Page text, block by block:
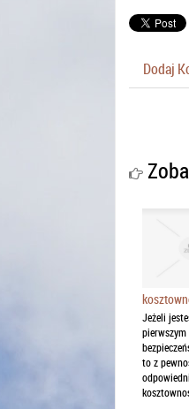
Dodaj
Jeżeli
to z